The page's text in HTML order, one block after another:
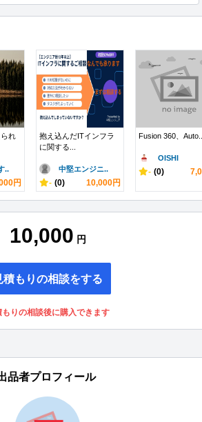
れ
..
円
抱え込んだITインフラ
に関する...
中堅エンジニ..
- (0) 10,000円
Fusion 360、
OISHI
- (0)
10,000 円
積もりの相談をする
もりの相談後に購入できます
品者プロフィール